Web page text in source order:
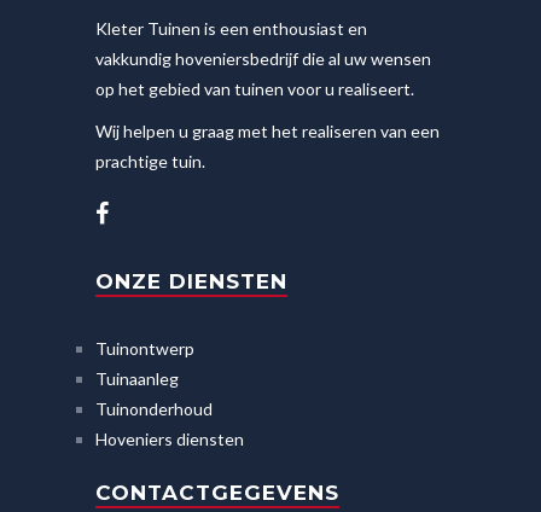
Kleter Tuinen is een enthousiast en
vakkundig hoveniersbedrijf die al uw wensen
op het gebied van tuinen voor u realiseert.
Wij helpen u graag met het realiseren van een
prachtige tuin.
ONZE DIENSTEN
Tuinontwerp
Tuinaanleg
Tuinonderhoud
Hoveniers diensten
CONTACTGEGEVENS